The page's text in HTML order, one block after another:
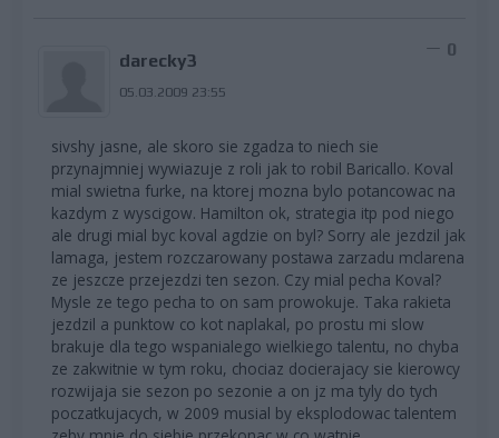
darecky3
05.03.2009 23:55
0
sivshy jasne, ale skoro sie zgadza to niech sie
przynajmniej wywiazuje z roli jak to robil Baricallo. Koval
mial swietna furke, na ktorej mozna bylo potancowac na
kazdym z wyscigow. Hamilton ok, strategia itp pod niego
ale drugi mial byc koval agdzie on byl? Sorry ale jezdzil jak
lamaga, jestem rozczarowany postawa zarzadu mclarena
ze jeszcze przejezdzi ten sezon. Czy mial pecha Koval?
Mysle ze tego pecha to on sam prowokuje. Taka rakieta
jezdzil a punktow co kot naplakal, po prostu mi slow
brakuje dla tego wspanialego wielkiego talentu, no chyba
ze zakwitnie w tym roku, chociaz docierajacy sie kierowcy
rozwijaja sie sezon po sezonie a on jz ma tyly do tych
poczatkujacych, w 2009 musial by eksplodowac talentem